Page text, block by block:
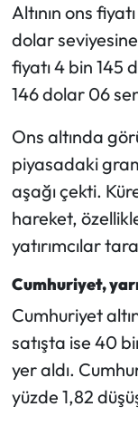
Altının ons
dolar
fiyatı 4 bin 145
146 dolar 06
Ons altında
piyasadaki
aşağı çekti.
hareket,
yatırımcılar
Cumhuriyet,
Cumhuriyet
satışta ise 40
yer aldı.
yüzde 1,82
Yayla Haber
Yemek